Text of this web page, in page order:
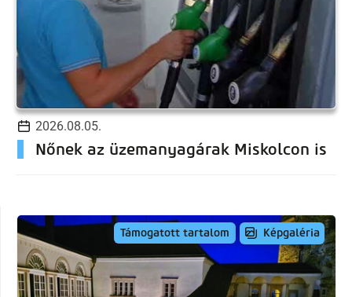
2026.08.05.
Nőnek az üzemanyagárak Miskolcon is
Támogatott tartalom Képgaléria